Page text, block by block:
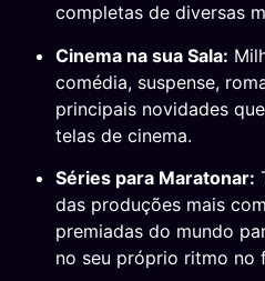
completas de diversas
Cinema na sua Sala:
comédia, suspense,
principais novidades
telas de cinema.
Séries para Maratonar:
das produções mais
premiadas do mundo
no seu próprio ritmo no